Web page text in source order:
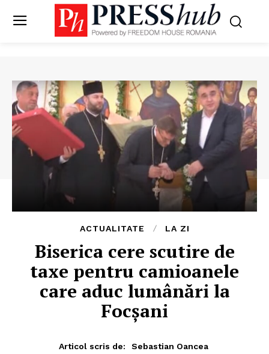
ACTUALITATE LA ZI
Biserica cere scutire de
taxe pentru camioanele
care aduc lumânări la
Focșani
Articol scris de:
Sebastian Oancea